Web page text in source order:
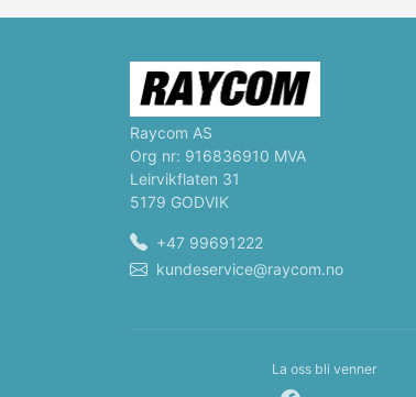
Raycom AS
Org nr: 916836910 MVA
Leirvikflaten 31
5179 GODVIK
+47 99691222
kundeservice@raycom.no
La oss bli venner